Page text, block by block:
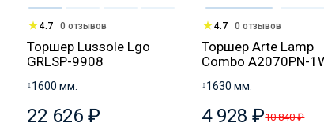
4.7 0 отзывов
Торшер Lussole Lgo
GRLSP-9908
↕1600 мм.
22 626 ₽
4.7 0 отзывов
Торшер Arte Lamp
Combo A2070PN-
↕1630 мм.
4 928 ₽10 840 ₽